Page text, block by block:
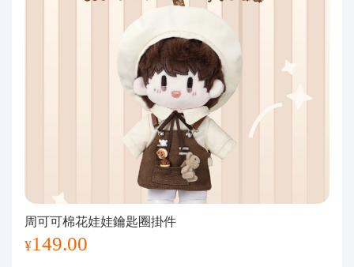
周可可棉花娃娃鑰匙圈掛件
¥149.00